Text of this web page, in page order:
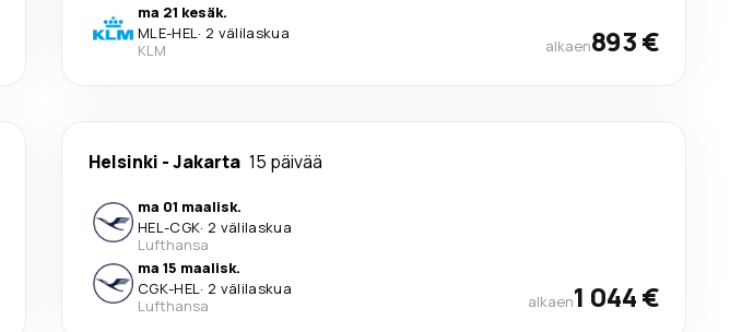
ma 21 kesäk.
MLE-HEL· 2 välilaskua
KLM
alkaen893 €
Helsinki -Jakarta 15 päivää
ma 01 maalisk.
HEL-CGK· 2 välilaskua
Lufthansa
ma 15 maalisk.
CGK-HEL· 2 välilaskua
Lufthansa
alkaen1 044 €